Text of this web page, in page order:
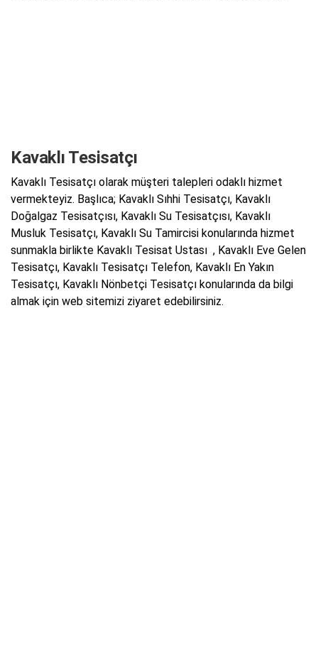
Kavaklı Tesisatçı
Kavaklı Tesisatçı olarak müşteri talepleri odaklı hizmet
vermekteyiz. Başlıca; Kavaklı Sıhhi Tesisatçı, Kavaklı
Doğalgaz Tesisatçısı, Kavaklı Su Tesisatçısı, Kavaklı
Musluk Tesisatçı, Kavaklı Su Tamircisi konularında hizmet
sunmakla birlikte Kavaklı Tesisat Ustası , Kavaklı Eve Gelen
Tesisatçı, Kavaklı Tesisatçı Telefon, Kavaklı En Yakın
Tesisatçı, Kavaklı Nönbetçi Tesisatçı konularında da bilgi
almak için web sitemizi ziyaret edebilirsiniz.